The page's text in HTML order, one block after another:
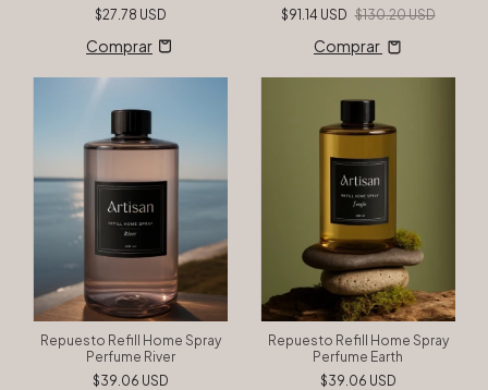
$27.78 USD
$91.14 USD $130.20 USD
Comprar
Repuesto Refill Home Spray
Perfume River
$39.06 USD
Repuesto Refill Home Spray
Perfume Earth
$39.06 USD